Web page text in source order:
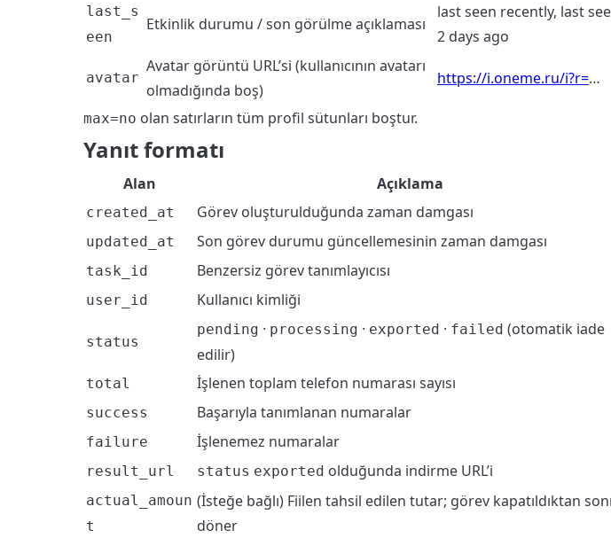
last_s
een
Etkinlik durumu / son görülme açıklaması
last seen recently, last
2 days ago
avatar
Avatar görüntü URL’si (kullanıcının avatarı
olmadığında boş)
https://i.oneme.ru/i?r=…
max=no olan satırların tüm profil sütunları boştur.
Yanıt formatı
Alan Açıklama
created_at Görev oluşturulduğunda zaman damgası
updated_at Son görev durumu güncellemesinin zaman damgası
task_id Benzersiz görev tanımlayıcısı
user_id Kullanıcı kimliği
status
pending · processing · exported · failed (otomatik iade
edilir)
total İşlenen toplam telefon numarası sayısı
success Başarıyla tanımlanan numaralar
failure İşlenemez numaralar
result_url status exported olduğunda indirme URL’i
actual_amoun
t
(İsteğe bağlı) Fiilen tahsil edilen tutar; görev kapatıldıktan
döner